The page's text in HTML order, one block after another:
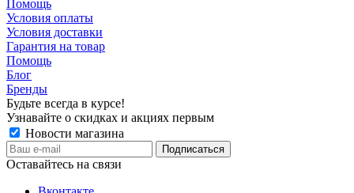
Помощь
Условия оплаты
Условия доставки
Гарантия на товар
Помощь
Блог
Бренды
Будьте всегда в курсе!
Узнавайте о скидках и акциях первым
Новости магазина
Оставайтесь на связи